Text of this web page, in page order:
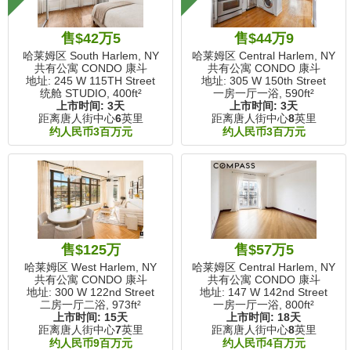
售$42万5
哈莱姆区 South Harlem, NY
共有公寓 CONDO 康斗
地址: 245 W 115TH Street
统舱 STUDIO, 400ft²
上市时间: 3天
距离唐人街中心6英里
约人民币3百万元
售$44万9
哈莱姆区 Central Harlem, NY
共有公寓 CONDO 康斗
地址: 305 W 150th Street
一房一厅一浴, 590ft²
上市时间: 3天
距离唐人街中心8英里
约人民币3百万元
售$125万
哈莱姆区 West Harlem, NY
共有公寓 CONDO 康斗
地址: 300 W 122nd Street
二房一厅二浴, 973ft²
上市时间: 15天
距离唐人街中心7英里
约人民币9百万元
售$57万5
哈莱姆区 Central Harlem, NY
共有公寓 CONDO 康斗
地址: 147 W 142nd Street
一房一厅一浴, 800ft²
上市时间: 18天
距离唐人街中心8英里
约人民币4百万元